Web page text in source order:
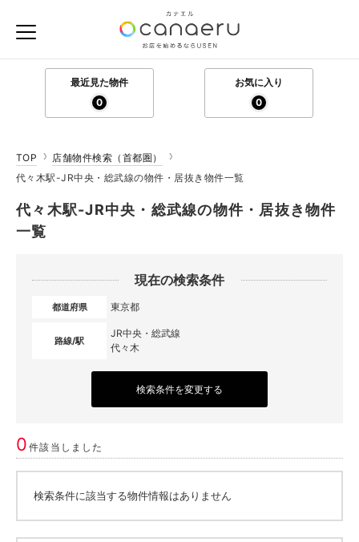
最近見た物件
0
お気に入り
0
TOP
店舗物件検索（首都圏）
代々木駅-JR中央・総武線の物件・居抜き物件一覧
代々木駅-JR中央・総武線の物件・居抜き物件
一覧
現在の検索条件
都道府県 東京都
路線/駅
JR中央・総武線
代々木
検索条件を変更する
0件該当しました
検索条件に該当する物件情報はありません